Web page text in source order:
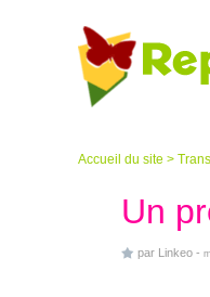
Accueil du site >
Un
par Linkeo -